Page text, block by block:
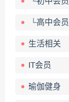
└高中会员
生活相关
IT会员
瑜伽健身